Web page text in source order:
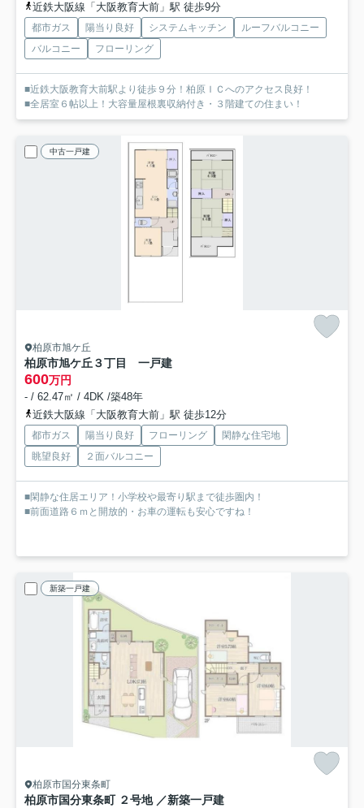
近鉄大阪線「大阪教育大前」駅 徒歩9分
都市ガス 陽当り良好 システムキッチン
ルーフバルコニー
バルコニー
フローリング
■近鉄大阪教育大前駅より徒歩９分！柏原ＩＣへのアクセス良好！
■全居室６帖以上！大容量屋根裏収納付き・３階建ての住まい！
中古一戸建
柏原市旭ケ丘
柏原市旭ケ丘３丁目 一戸建
600万円
- / 62.47㎡ / 4DK /築48年
近鉄大阪線「大阪教育大前」駅 徒歩12分
都市ガス 陽当り良好 フローリング
閑静な住宅地
眺望良好
２面バルコニー
■閑静な住居エリア！小学校や最寄り駅まで徒歩圏内！
■前面道路６ｍと開放的・お車の運転も安心ですね！
新築一戸建
柏原市国分東条町
柏原市国分東条町 ２号地 ／新築一戸建